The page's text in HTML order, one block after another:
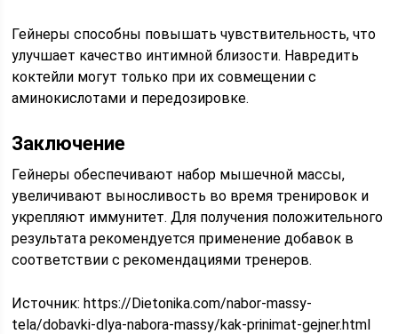
Гейнеры способны повышать чувствительность, что
улучшает качество интимной близости. Навредить
коктейли могут только при их совмещении с
аминокислотами и передозировке.
Заключение
Гейнеры обеспечивают набор мышечной массы,
увеличивают выносливость во время тренировок и
укрепляют иммунитет. Для получения положительного
результата рекомендуется применение добавок в
соответствии с рекомендациями тренеров.
Источник:https://Dietonika.com/nabor-massy-
tela/dobavki-dlya-nabora-massy/kak-prinimat-gejner.html